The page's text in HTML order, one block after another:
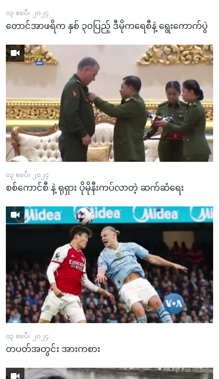
၀၃ ဧၿပီ၊ ၂၀၂၄
တောင်အာဖရိက နှစ် ၃၀ပြည့် ဒီမိုကရေစီနဲ့ ရွေးကောက်ပွဲ
၀၃ ဧၿပီ၊ ၂၀၂၄
စစ်ကောင်စီ နဲ့ ရုရှား ပိုမိုနီးကပ်လာတဲ့ ဆက်ဆံရေး
၀၃ ဧၿပီ၊ ၂၀၂၄
တပတ်အတွင်း အားကစား